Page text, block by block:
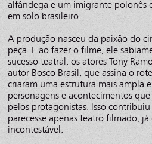
alfândega e um imigrante polonês
em solo brasileiro.
A produção nasceu da paixão do
peça. E ao fazer o filme, ele
sucesso teatral: os atores Tony
autor Bosco Brasil, que assina o
criaram uma estrutura mais ampla
personagens e acontecimentos
pelos protagonistas. Isso
parecesse apenas teatro filmado,
incontestável.